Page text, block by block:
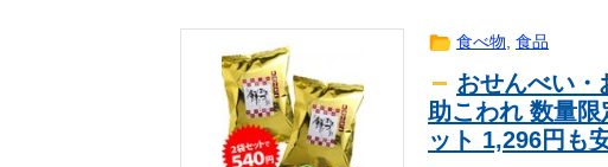
スーパーの裏でヤニ吸うふたりとかいうアニメ
news 【鹿児島】突然右折し路面電車と衝突 乗っ
2ch 【画像】思わず保存したくなる「笑える画像
news 【ニュース】日本共産党の街宣車、ほんと碌
ｱﾆﾒ 【悲報】メイドインアビスの主題歌 vtuberに
食べ物, 食品
おせんべい・
助こわれ 数量
ット 1,296円も